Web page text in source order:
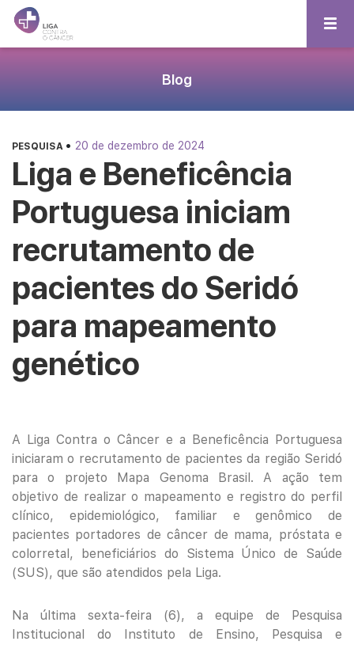
Blog
PESQUISA • 20 de dezembro de 2024
Liga e Beneficência
Portuguesa iniciam
recrutamento de
pacientes do Seridó
para mapeamento
genético
A Liga Contra o Câncer e a Beneficência Portuguesa
iniciaram o recrutamento de pacientes da região Seridó
para o projeto Mapa Genoma Brasil. A ação tem
objetivo de realizar o mapeamento e registro do perfil
clínico, epidemiológico, familiar e genômico de
pacientes portadores de câncer de mama, próstata e
colorretal, beneficiários do Sistema Único de Saúde
(SUS), que são atendidos pela Liga.
Na última sexta-feira (6), a equipe de Pesquisa
Institucional do Instituto de Ensino, Pesquisa e